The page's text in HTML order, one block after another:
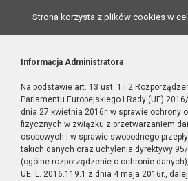
Strona korzysta z plików cookies w
Informacja Administratora
Na podstawie art. 13 ust. 1 i 2
Parlamentu Europejskiego i Rady (UE)
dnia 27 kwietnia 2016r. w sprawie ochrony
fizycznych w związku z przetwarzaniem
osobowych i w sprawie swobodnego
takich danych oraz uchylenia dyrektywy
(ogólne rozporządzenie o ochronie
UE. L. 2016.119.1 z dnia 4 maja 2016r., dalej